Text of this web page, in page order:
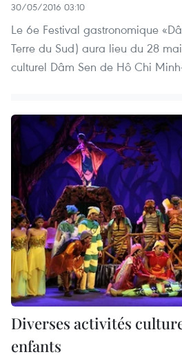
30/05/2016 03:10
Le 6e Festival gastronomique
Terre du Sud) aura lieu du 28
culturel Dâm Sen de Hô Chi
Diverses activités
enfants